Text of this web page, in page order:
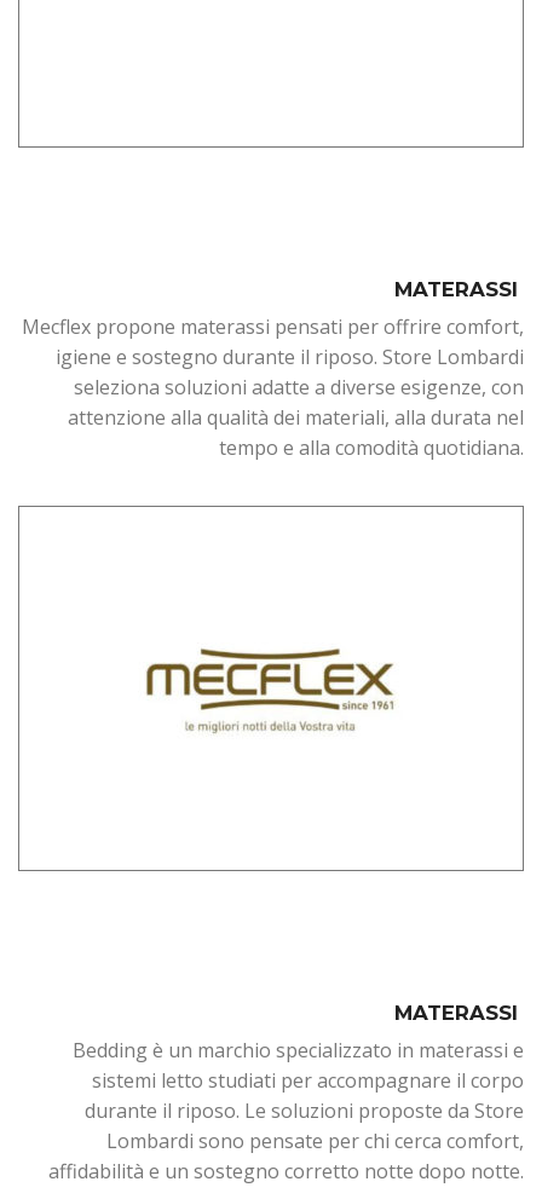
MATERASSI
Mecflex propone materassi pensati per offrire comfort,
igiene e sostegno durante il riposo. Store Lombardi
seleziona soluzioni adatte a diverse esigenze, con
attenzione alla qualità dei materiali, alla durata nel
tempo e alla comodità quotidiana.
MATERASSI
Bedding è un marchio specializzato in materassi e
sistemi letto studiati per accompagnare il corpo
durante il riposo. Le soluzioni proposte da Store
Lombardi sono pensate per chi cerca comfort,
affidabilità e un sostegno corretto notte dopo notte.